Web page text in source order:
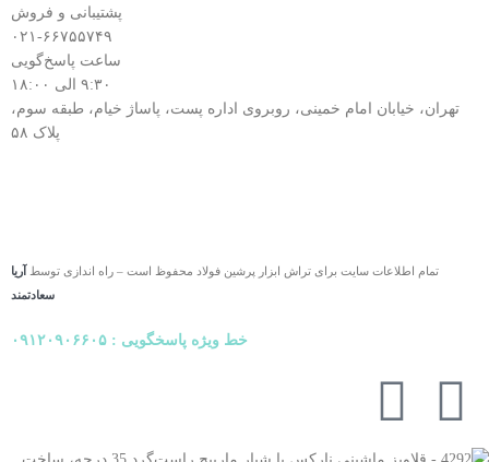
پشتیبانی و فروش
۰۲۱-۶۶۷۵۵۷۴۹
ساعت پاسخ‌گویی
۹:۳۰ الی ۱۸:۰۰
تهران، خیابان امام خمینی، روبروی اداره پست، پاساژ خیام، طبقه سوم،
پلاک ۵۸
تمام اطلاعات سایت برای تراش ابزار پرشین فولاد محفوظ است – راه اندازی توسط آریا
سعادتمند
خط ویژه پاسخگویی : ۰۹۱۲۰۹۰۶۶۰۵